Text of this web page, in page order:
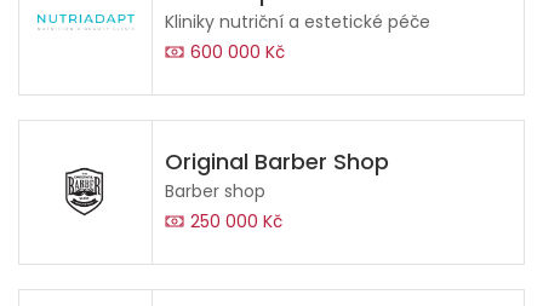
Kliniky nutriční a estetické péče
600 000 Kč
Original Barber Shop
Barber shop
250 000 Kč